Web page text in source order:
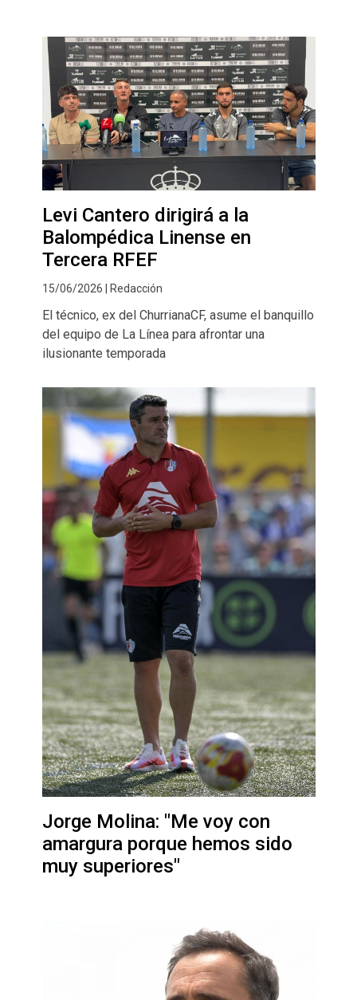
Levi Cantero dirigirá a la
Balompédica Linense en
Tercera RFEF
15/06/2026 | Redacción
El técnico, ex del ChurrianaCF, asume el banquillo
del equipo de La Línea para afrontar una
ilusionante temporada
Jorge Molina: "Me voy con
amargura porque hemos sido
muy superiores"